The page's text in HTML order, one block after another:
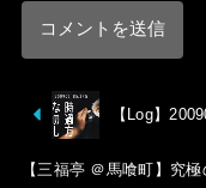
【Log】
【三福亭 ＠馬喰町】究